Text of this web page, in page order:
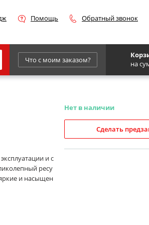
Помощь Обратный звонок
франкировальной машины
Что с моим заказом?
на
и с
ресу
и насыщен
Нет в наличии
Сделать